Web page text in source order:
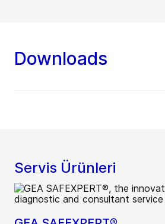
Downloads
Servis Ürünleri